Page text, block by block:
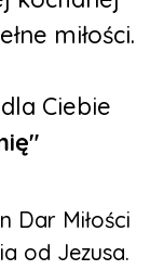
miłości.
Ciebie
Dar Miłości
od Jezusa.